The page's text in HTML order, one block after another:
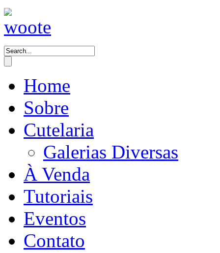
Home
Sobre
Cutelaria
Galerias Diversas
À Venda
Tutoriais
Eventos
Contato